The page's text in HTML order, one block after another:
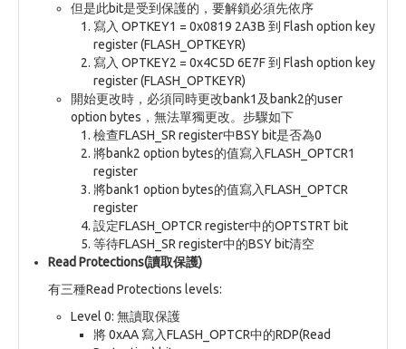
但是此bit是受到保護的，要解鎖必須先依序
寫入 OPTKEY1 = 0x0819 2A3B 到 Flash option key
register (FLASH_OPTKEYR)
寫入 OPTKEY2 = 0x4C5D 6E7F 到 Flash option key
register (FLASH_OPTKEYR)
開始更改時，必須同時更改bank1及bank2的user
option bytes，無法單獨更改。步驟如下
檢查FLASH_SR register中BSY bit是否為0
將bank2 option bytes的值寫入FLASH_OPTCR1
register
將bank1 option bytes的值寫入FLASH_OPTCR
register
設定FLASH_OPTCR register中的OPTSTRT bit
等待FLASH_SR register中的BSY bit清空
Read Protections(讀取保護)
有三種Read Protections levels:
Level 0: 無讀取保護
將 0xAA 寫入FLASH_OPTCR中的RDP(Read